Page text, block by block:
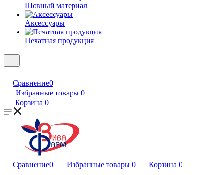
Шовный материал
Аксессуары
Печатная продукция
Сравнение0
Избранные товары 0
Корзина 0
Сравнение0 Избранные товары 0 Корзина 0